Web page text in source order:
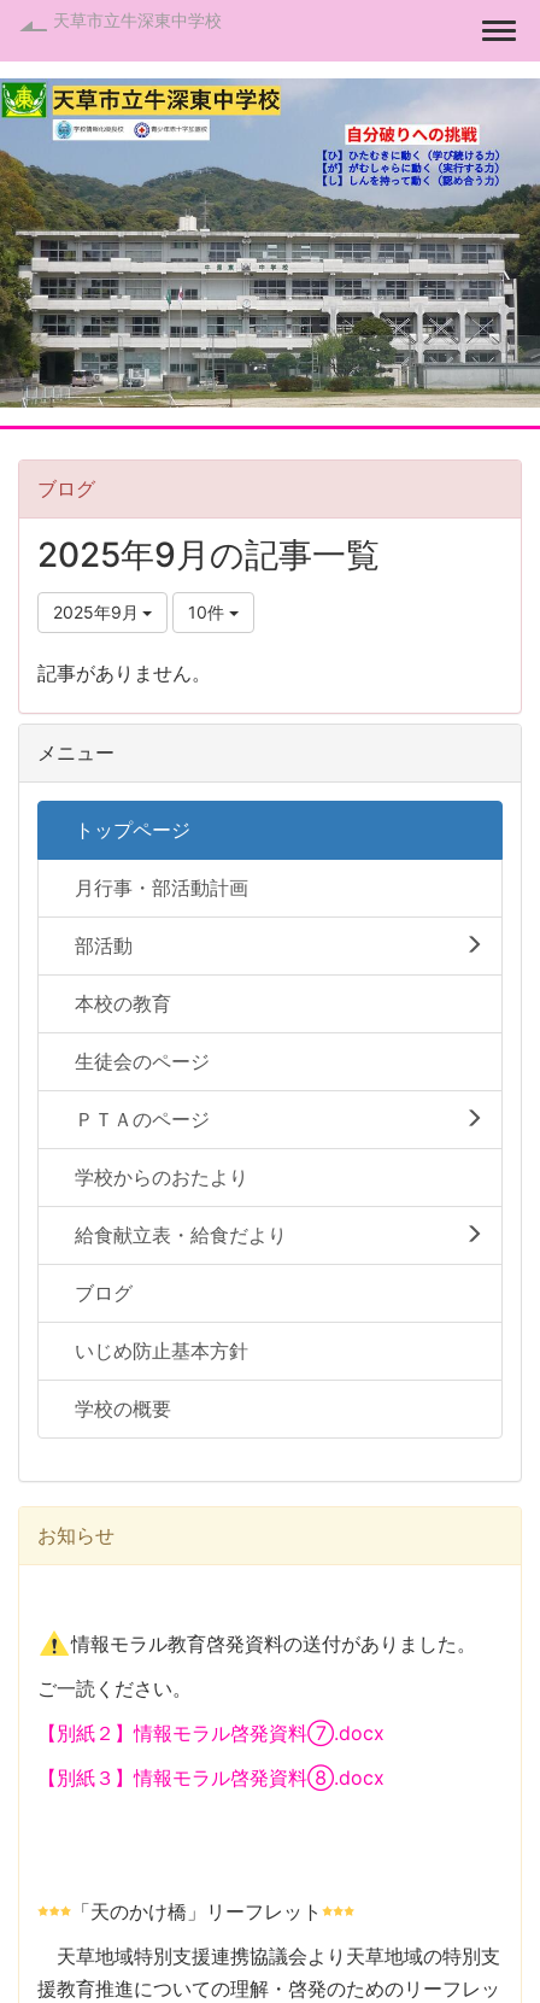
天草市立牛深東中学校
ブログ
2025年9月の記事一覧
2025年9月 10件
記事がありません。
メニュー
トップページ
月行事・部活動計画
部活動
本校の教育
生徒会のページ
ＰＴＡのページ
学校からのおたより
給食献立表・給食だより
ブログ
いじめ防止基本方針
学校の概要
お知らせ
情報モラル教育啓発資料の送付がありました。
ご一読ください。
【別紙２】情報モラル啓発資料⑦.docx
【別紙３】情報モラル啓発資料⑧.docx
「天のかけ橋」リーフレット
天草地域特別支援連携協議会より天草地域の特別支
援教育推進についての理解・啓発のためのリーフレッ